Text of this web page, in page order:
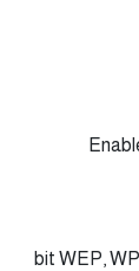
64/128-bit